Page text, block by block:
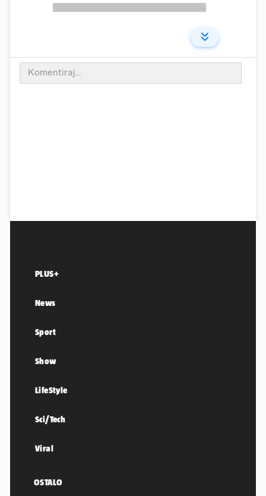
PLUS+
News
Sport
Show
LifeStyle
Sci/Tech
Viral
OSTALO